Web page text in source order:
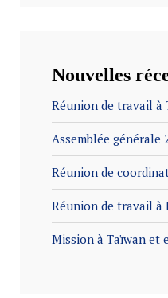
Nouvelles
Réunion de travail à
Assemblée générale
Réunion de
Réunion de travail à
Mission à Taïwan et